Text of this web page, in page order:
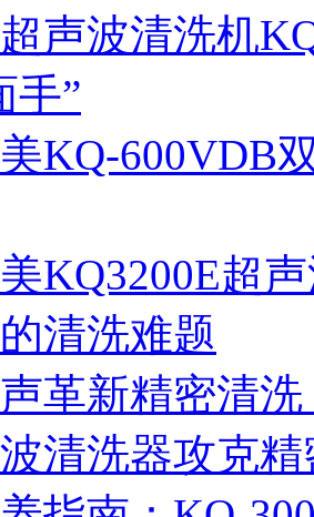
声波清洗机
手”
KQ-600VDB
KQ3200E超
清洗难题
革新精密清
清洗器攻克